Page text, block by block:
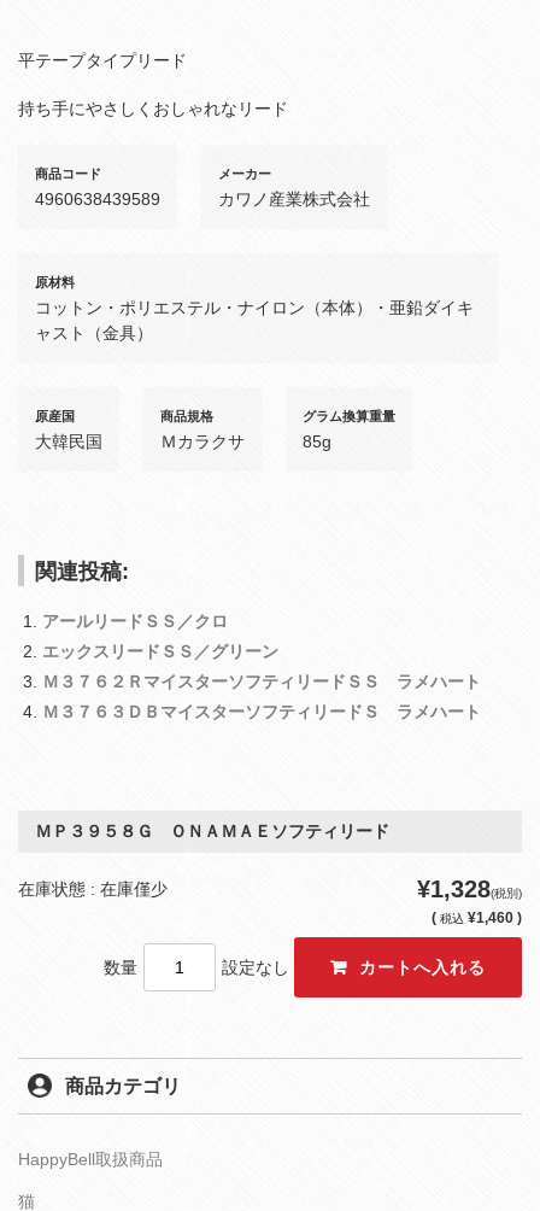
平テープタイプリード
持ち手にやさしくおしゃれなリード
商品コード
4960638439589
メーカー
カワノ産業株式会社
原材料
コットン・ポリエステル・ナイロン（本体）・亜鉛ダイキ
ャスト（金具）
原産国
大韓民国
商品規格
Ｍカラクサ
グラム換算重量
85g
関連投稿:
アールリードＳＳ／クロ
エックスリードＳＳ／グリーン
Ｍ３７６２ＲマイスターソフティリードＳＳ ラメハート
Ｍ３７６３ＤＢマイスターソフティリードＳ ラメハート
ＭＰ３９５８Ｇ ＯＮＡＭＡＥソフティリード
在庫状態 : 在庫僅少 ¥1,328(税別)
( 税込 ¥1,460 )
数量 設定なし
商品カテゴリ
HappyBell取扱商品
猫